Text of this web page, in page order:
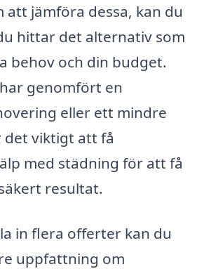
att jämföra dessa, kan du
hittar det alternativ som
behov och din budget.
genomfört en
eller ett mindre
viktigt att få
med städning för att få
resultat.
in flera offerter kan du
uppfattning om